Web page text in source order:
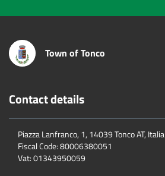
Town of Tonco
Contact details
Piazza Lanfranco, 1, 14039 Tonco AT, Italia
Fiscal Code:80006380051
Vat:01343950059